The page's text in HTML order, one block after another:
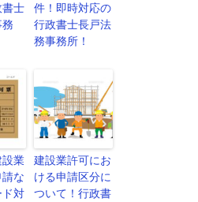
書士
件！即時対応の
行政書士長戸法
務事務所！
設業
な
ド対
建設業許可にお
ける申請区分に
ついて！行政書